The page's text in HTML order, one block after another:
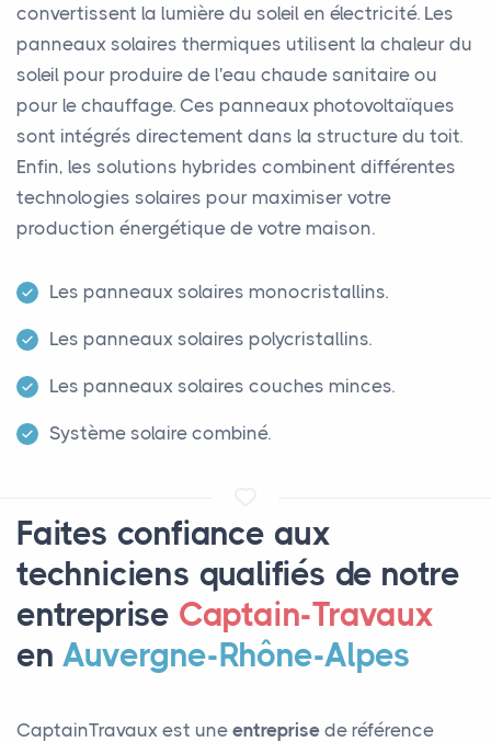
convertissent la lumière du soleil en électricité. Les
panneaux solaires thermiques utilisent la chaleur du
soleil pour produire de l'eau chaude sanitaire ou
pour le chauffage. Ces panneaux photovoltaïques
sont intégrés directement dans la structure du toit.
Enfin, les solutions hybrides combinent différentes
technologies solaires pour maximiser votre
production énergétique de votre maison.
Les panneaux solaires monocristallins.
Les panneaux solaires polycristallins.
Les panneaux solaires couches minces.
Système solaire combiné.
Faites confiance aux
techniciens qualifiés de notre
entreprise Captain-Travaux
enAuvergne-Rhône-Alpes
CaptainTravaux est une entreprise de référence